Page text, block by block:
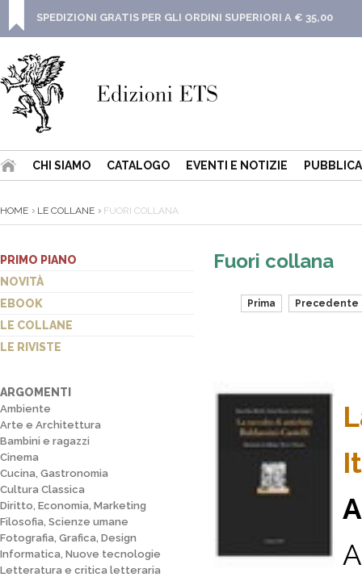
SPEDIZIONI GRATIS PER GLI ORDINI SUPERIORI A € 35,00
CHI SIAMO CATALOGO EVENTI E NOTIZIE
HOME LE COLLANE FUORI COLLANA
PRIMO PIANO
NOVITÀ
EBOOK
LE COLLANE
LE RIVISTE
ARGOMENTI
Ambiente
Arte e Architettura
Bambini e ragazzi
Cinema
Cucina, Gastronomia
Cultura Classica
Diritto, Economia, Marketing
Filosofia, Scienze umane
Fotografia, Grafica, Design
Informatica, Nuove tecnologie
Letteratura e critica letteraria
Fuori collana
Prima Precedente